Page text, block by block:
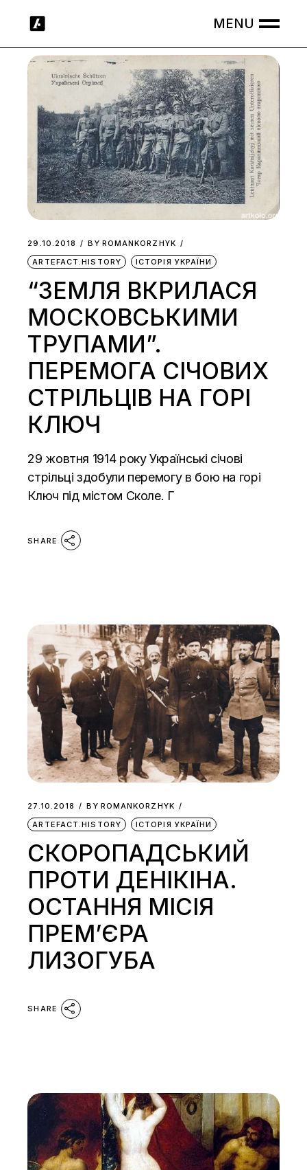
29.10.2018 BY ROMANKORZHYK
ARTEFACT.HISTORY
ІСТОРІЯ УКРАЇНИ
“ЗЕМЛЯ ВКРИЛАСЯ
МОСКОВСЬКИМИ
ТРУПАМИ”.
ПЕРЕМОГА CІЧОВИХ
СТРІЛЬЦІВ НА ГОРІ
КЛЮЧ
29 жовтня 1914 року Українські січові
стрільці здобули перемогу в бою на горі
Ключ під містом Сколе. Г
SHARE
27.10.2018 BY ROMANKORZHYK
ARTEFACT.HISTORY
ІСТОРІЯ УКРАЇНИ
СКОРОПАДСЬКИЙ
ПРОТИ ДЕНІКІНА.
ОСТАННЯ МІСІЯ
ПРЕМ’ЄРА
ЛИЗОГУБА
SHARE